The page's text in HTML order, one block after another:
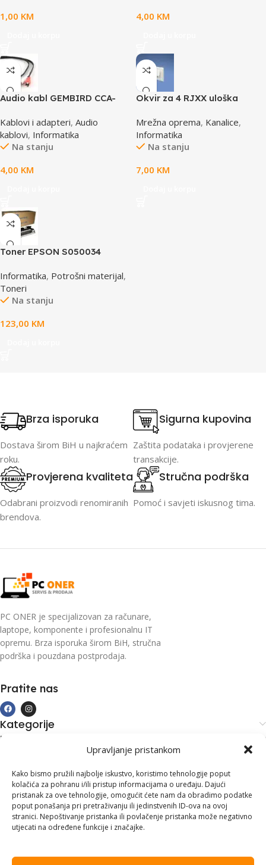
Upravljanje pristankom
Kako bismo pružili najbolje iskustvo, koristimo tehnologije poput
kolačića za pohranu i/ili pristup informacijama o uređaju. Dajući
pristanak za ove tehnologije, omogućit ćete nam da obradimo podatke
poput ponašanja pri pretraživanju ili jedinstvenih ID-ova na ovoj
stranici. Nepoštivanje pristanka ili povlačenje pristanka može negativno
utjecati na određene funkcije i značajke.
1,00 KM
4,00 KM
Audio kabl GEMBIRD CCA-
phono, 1,5m
Kablovi i adapteri, Audio
kablovi, Informatika
Na stanju
4,00 KM
Okvir za 4 RJXX uloška
Mrežna oprema, Kanalice,
Informatika
Na stanju
7,00 KM
Toner EPSON S050034
Informatika, Potrošni materijal,
Toneri
Na stanju
123,00 KM
Brza isporuka
Dostava širom BiH u najkraćem
roku.
Sigurna kupovina
Zaštita podataka i provjerene
transakcije.
Provjerena kvaliteta
Odabrani proizvodi renomiranih
brendova.
Stručna podrška
Pomoć i savjeti iskusnog tima.
PC ONER je specijalizovan za računare,
laptope, komponente i profesionalnu IT
opremu. Brza isporuka širom BiH, stručna
podrška i pouzdana postprodaja.
Pratite nas
Kategorije
Kupovina i podrška
Kontakt informacije
Branilaca Bosne, 75 300 Lukavac
+387 35 555 999
info@pconer.ba